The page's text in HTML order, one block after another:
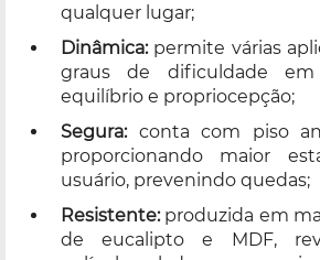
qualquer lugar;
Dinâmica:permite várias
graus de dificuldade
equilíbrio e propriocepção;
Segura:conta com piso
proporcionando maior
usuário, prevenindo quedas;
Resistente:produzida em
de eucalipto e MDF,